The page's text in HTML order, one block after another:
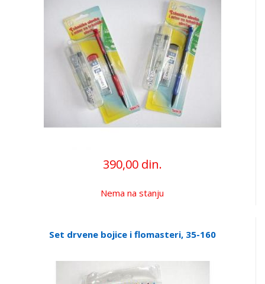
390,00 din.
Nema na stanju
Set drvene bojice i flomasteri, 35-160